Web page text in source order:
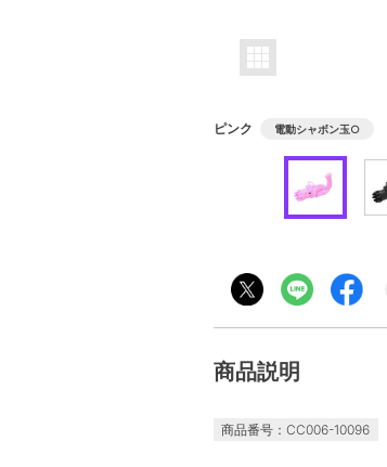
ピンク 電動シャボン玉○
商品説明
商品番号：CC006-10096